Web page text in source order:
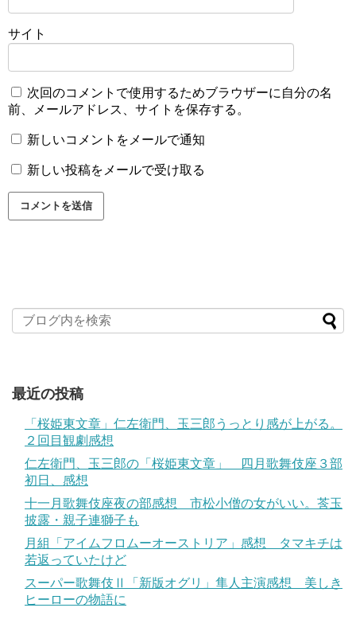
サイト
次回のコメントで使用するためブラウザーに自分の名
前、メールアドレス、サイトを保存する。
新しいコメントをメールで通知
新しい投稿をメールで受け取る
最近の投稿
「桜姫東文章」仁左衛門、玉三郎うっとり感が上がる。
２回目観劇感想
仁左衛門、玉三郎の「桜姫東文章」 四月歌舞伎座３部
初日、感想
十一月歌舞伎座夜の部感想 市松小僧の女がいい。莟玉
披露・親子連獅子も
月組「アイムフロムーオーストリア」感想 タマキチは
若返っていたけど
スーパー歌舞伎Ⅱ「新版オグリ」隼人主演感想 美しき
ヒーローの物語に